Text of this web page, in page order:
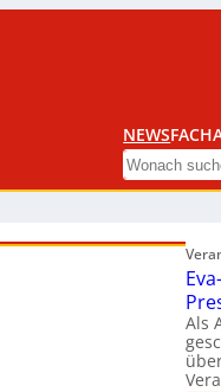
NEWS
Search
Als